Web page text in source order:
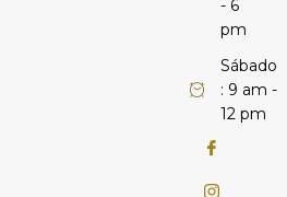
- 6
pm
Sábado
: 9 am -
12 pm